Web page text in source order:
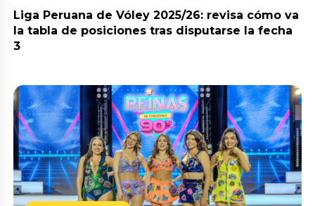
Liga Peruana de Vóley 2025/26: revisa cómo va
la tabla de posiciones tras disputarse la fecha
3